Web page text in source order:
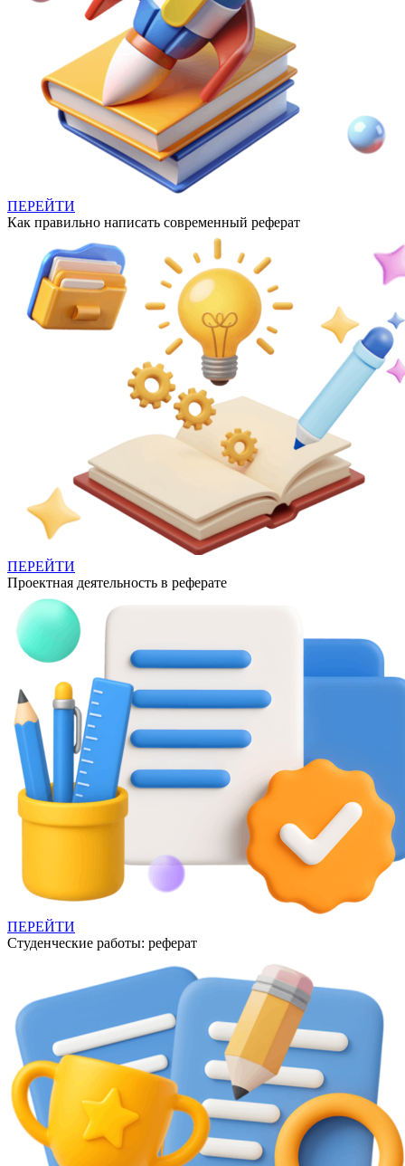
ПЕРЕЙТИ
Как правильно написать современный реферат
ПЕРЕЙТИ
Проектная деятельность в реферате
ПЕРЕЙТИ
Студенческие работы: реферат